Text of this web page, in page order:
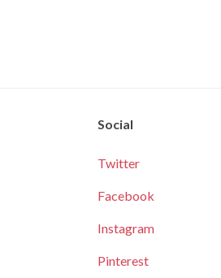
Social
Twitter
Facebook
Instagram
Pinterest